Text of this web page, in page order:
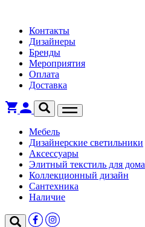
Контакты
Дизайнеры
Бренды
Мероприятия
Оплата
Доставка
Мебель
Дизайнерские светильники
Аксессуары
Элитный текстиль для дома
Коллекционный дизайн
Сантехника
Наличие